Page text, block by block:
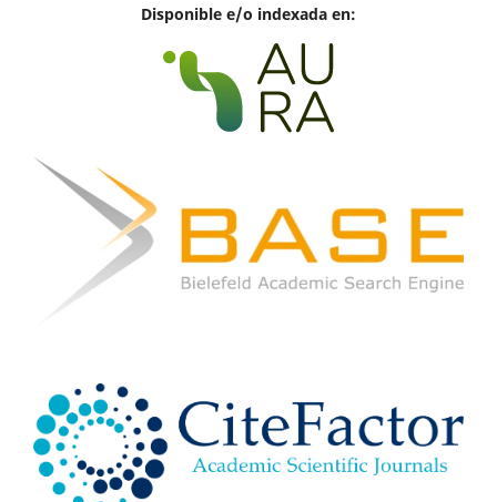
Disponible e/o indexada en: